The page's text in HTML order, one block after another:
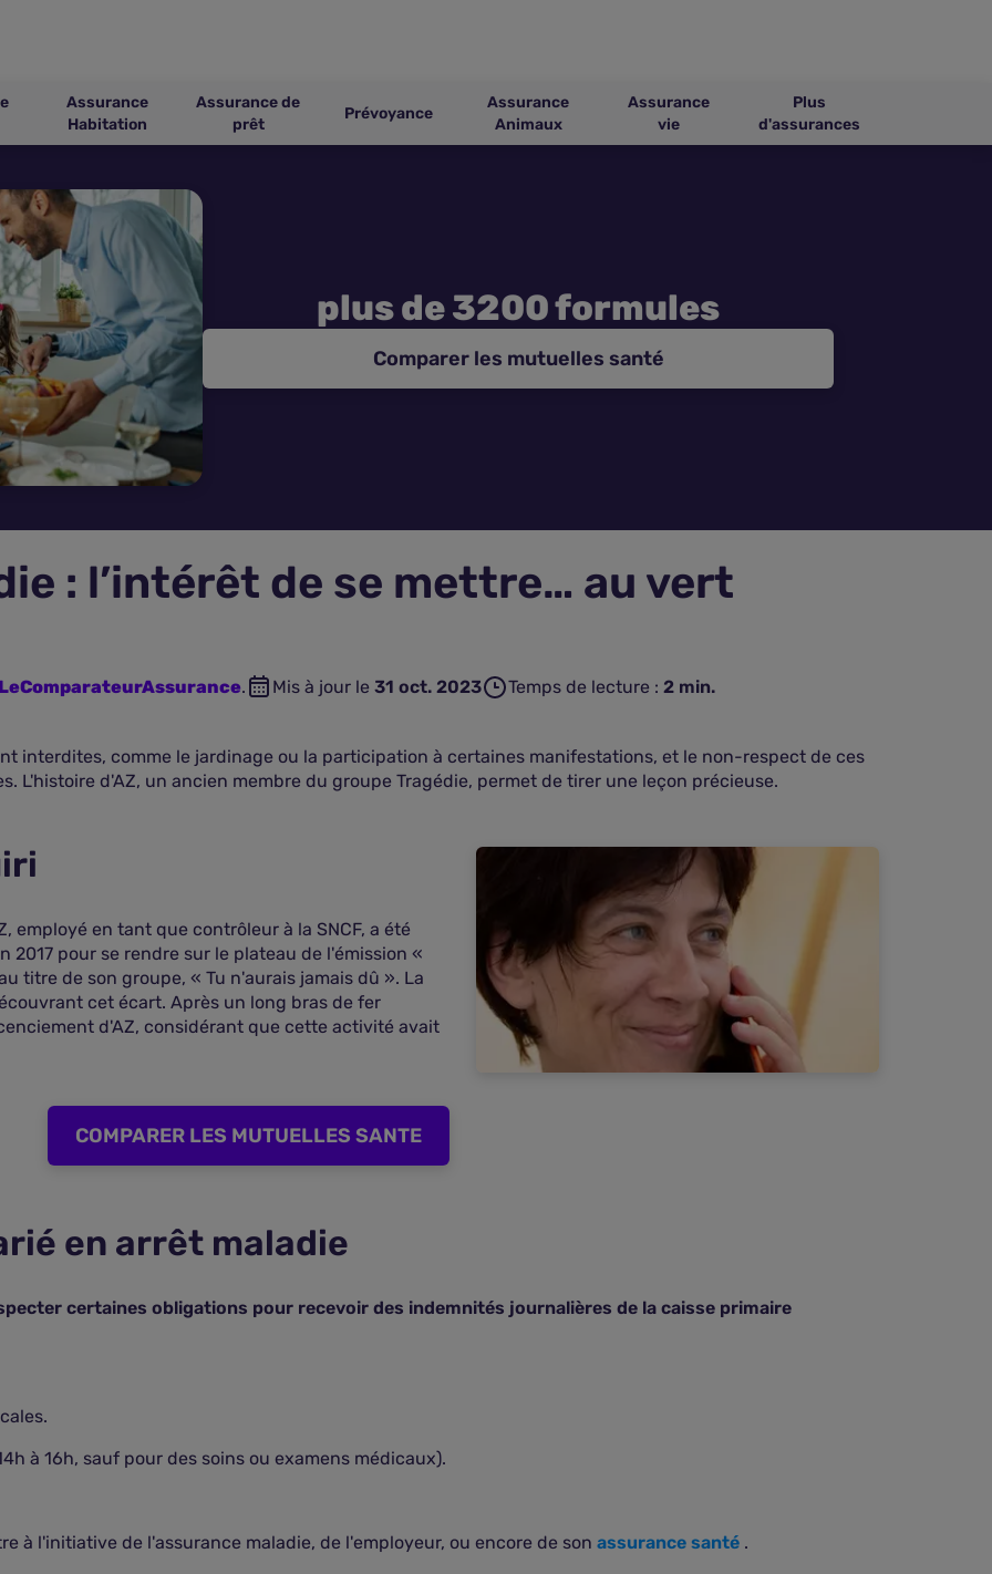
Assurance
Habitation
Assurance de
prêt
Prévoyance
Assurance
Animaux
Assurance
vie
Plus
d'assurances
plus de 3200 formules
Comparer les mutuelles santé
: l’intérêt de se mettre… au vert
. Mis à jour le 31 oct. 2023 Temps de lecture : 2min.
interdites, comme le jardinage ou la participation à certaines manifestations, et le non-respect de ces
L'histoire d'AZ, un ancien membre du groupe Tragédie, permet de tirer une leçon précieuse.
employé en tant que contrôleur à la SNCF, a été
2017 pour se rendre sur le plateau de l'émission «
titre de son groupe, « Tu n'aurais jamais dû ». La
cet écart. Après un long bras de fer
d'AZ, considérant que cette activité avait
COMPARER LES MUTUELLES SANTE
en arrêt maladie
certaines obligations pour recevoir des indemnités journalières de la caisse primaire
à 16h, sauf pour des soins ou examens médicaux).
à l'initiative de l'assurance maladie, de l'employeur, ou encore de son assurance santé .